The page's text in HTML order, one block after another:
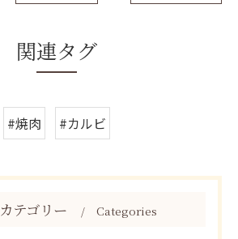
関連タグ
#焼肉 #カルビ
カテゴリー Categories